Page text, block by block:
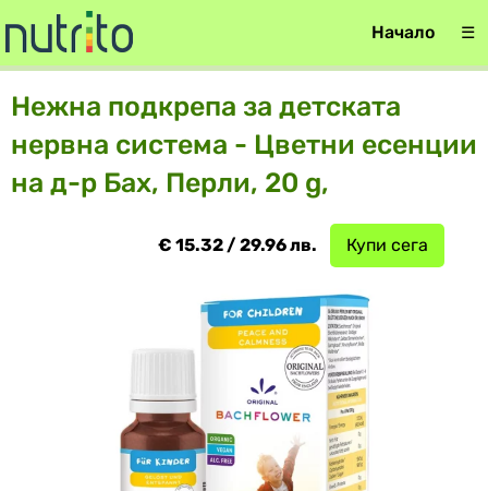
Начало ☰
Нежна подкрепа за детската
нервна система - Цветни есенции
на д-р Бах, Перли, 20 g,
Купи сега
€ 15.32 / 29.96 лв.